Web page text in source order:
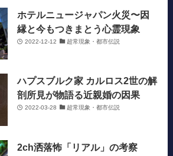
ホテルニュージャパン火災〜因
縁と今もつきまとう心霊現象
2022-12-12 超常現象・都市伝説
ハプスブルク家 カルロス2世の解
剖所見が物語る近親婚の因果
2022-03-28 超常現象・都市伝説
2ch洒落怖「リアル」の考察